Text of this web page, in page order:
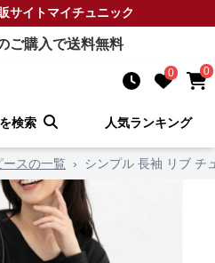
サイトマイチュニック
ご購入で送料無料
0 0
検索 人気ランキング
ースの一覧 › シンプル 長袖 リブ チ